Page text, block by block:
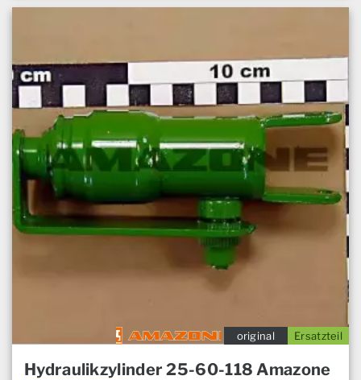
Ersatzteil
original
Hydraulikzylinder 25-60-118 Amazone